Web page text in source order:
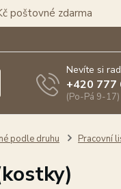
poštovné zdarma
Nevíte si
+420 777
(Po-Pá 9-17)
podle druhu Pracovní